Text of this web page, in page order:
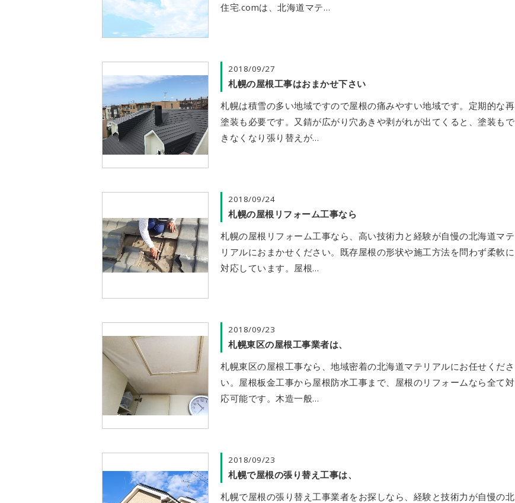
住宅.comは、北海道マテ…
2018/09/27
札幌の屋根工事はおまかせ下さい
札幌は積雪の多い地域ですので屋根の痛みやすい地域です。定期的な再
塗装も必要です。又錆が広がり穴あきや剥がれが出てくると、塗装もで
きなくなり張り替えが…
2018/09/24
札幌の屋根リフォーム工事なら
札幌の屋根リフォーム工事なら、高い技術力と経験が自慢の北海道マテ
リアルにおまかせください。既存屋根の形状や施工方法を問わず柔軟に
対応しています。屋根…
2018/09/23
札幌東区の屋根工事業者は、
札幌東区の屋根工事なら、地域密着の北海道マテリアルにお任せくださ
い。屋根板金工事から屋根防水工事まで、屋根のリフォームなら全て対
応可能です。木造一般…
2018/09/23
札幌で屋根の張り替え工事は、
札幌で屋根の張り替え工事業者をお探しなら、経験と技術力が自慢の北